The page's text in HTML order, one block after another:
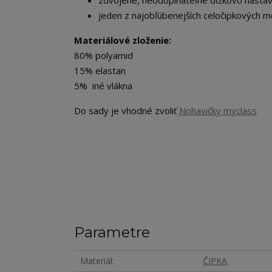
jeden z najobľúbenejších celočipkových
Materiálové zloženie:
80% polyamid
15% elastan
5% iné vlákna
Do sady je vhodné zvoliť Nohavičky myclass
Parametre
Materiál
ČIPKA